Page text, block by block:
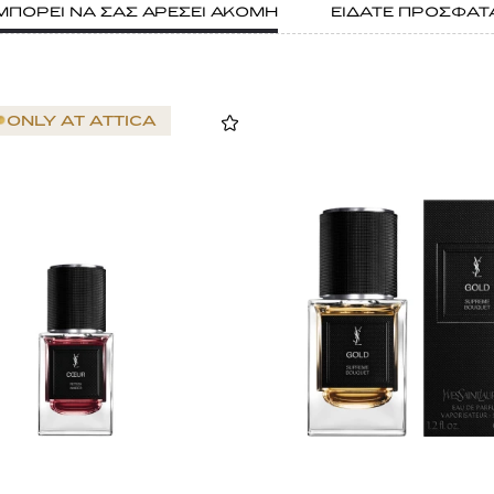
ΝΑ ΣΑΣ ΑΡΕΣΕΙ ΑΚΟΜΗ ΕΙΔΑΤΕ
ONLY AT ATTICA